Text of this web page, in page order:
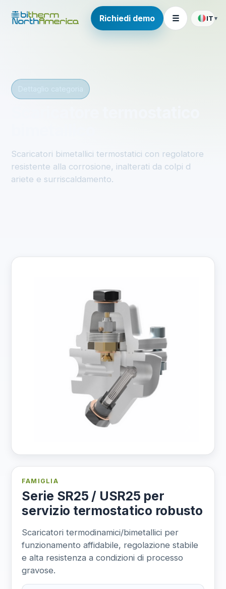
Richiedi demo ☰ IT ▾
Scaricatori bimetallici termostatici con regolatore
resistente alla corrosione, inalterati da colpi d
ariete e surriscaldamento.
FAMIGLIA
Serie SR25 / USR25 per
servizio termostatico robusto
Scaricatori termodinamici/bimetallici per
funzionamento affidabile, regolazione stabile
e alta resistenza a condizioni di processo
gravose.